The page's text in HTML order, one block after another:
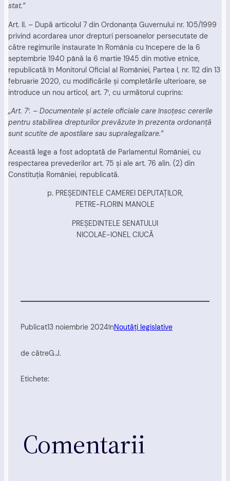
stat.”
Art. II. – După articolul 7 din Ordonanţa Guvernului nr. 105/1999
privind acordarea unor drepturi persoanelor persecutate de
către regimurile instaurate în România cu începere de la 6
septembrie 1940 până la 6 martie 1945 din motive etnice,
republicată în Monitorul Oficial al României, Partea I, nr. 112 din 13
februarie 2020, cu modificările şi completările ulterioare, se
introduce un nou articol, art. 7¹, cu următorul cuprins:
„Art. 7¹. – Documentele şi actele oficiale care însoţesc cererile
pentru stabilirea drepturilor prevăzute în prezenta ordonanţă
sunt scutite de apostilare sau supralegalizare.”
Această lege a fost adoptată de Parlamentul României, cu
respectarea prevederilor art. 75 şi ale art. 76 alin. (2) din
Constituţia României, republicată.
p. PREŞEDINTELE CAMEREI DEPUTAŢILOR,
PETRE-FLORIN MANOLE
PREŞEDINTELE SENATULUI
NICOLAE-IONEL CIUCĂ
Publicat13 noiembrie 2024înNoutăți legislative
de cătreG.J.
Etichete:
Comentarii